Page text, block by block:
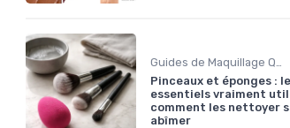
Guides de Maquillage Quotidien
Pinceaux et éponges :
essentiels vraiment
comment les nettoyer
abîmer